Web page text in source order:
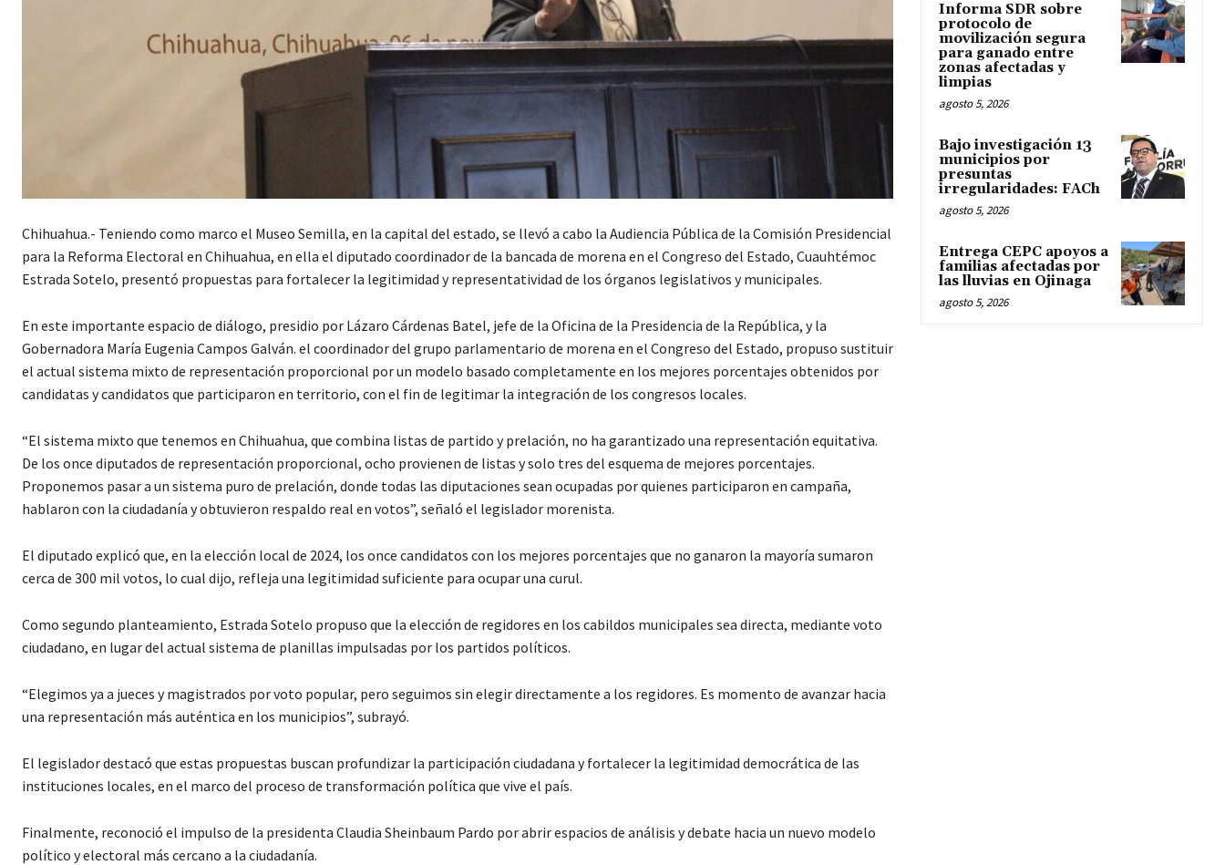
Chihuahua.- Teniendo como marco el Museo Semilla, en la capital del estado, se llevó a cabo la Audiencia Pública de la Comisión Presidencial
para la Reforma Electoral en Chihuahua, en ella el diputado coordinador de la bancada de morena en el Congreso del Estado, Cuauhtémoc
Estrada Sotelo, presentó propuestas para fortalecer la legitimidad y representatividad de los órganos legislativos y municipales.
En este importante espacio de diálogo, presidio por Lázaro Cárdenas Batel, jefe de la Oficina de la Presidencia de la República, y la
Gobernadora María Eugenia Campos Galván. el coordinador del grupo parlamentario de morena en el Congreso del Estado, propuso sustituir
el actual sistema mixto de representación proporcional por un modelo basado completamente en los mejores porcentajes obtenidos por
candidatas y candidatos que participaron en territorio, con el fin de legitimar la integración de los congresos locales.
“El sistema mixto que tenemos en Chihuahua, que combina listas de partido y prelación, no ha garantizado una representación equitativa.
De los once diputados de representación proporcional, ocho provienen de listas y solo tres del esquema de mejores porcentajes.
Proponemos pasar a un sistema puro de prelación, donde todas las diputaciones sean ocupadas por quienes participaron en campaña,
hablaron con la ciudadanía y obtuvieron respaldo real en votos”, señaló el legislador morenista.
El diputado explicó que, en la elección local de 2024, los once candidatos con los mejores porcentajes que no ganaron la mayoría sumaron
cerca de 300 mil votos, lo cual dijo, refleja una legitimidad suficiente para ocupar una curul.
Como segundo planteamiento, Estrada Sotelo propuso que la elección de regidores en los cabildos municipales sea directa, mediante voto
ciudadano, en lugar del actual sistema de planillas impulsadas por los partidos políticos.
“Elegimos ya a jueces y magistrados por voto popular, pero seguimos sin elegir directamente a los regidores. Es momento de avanzar hacia
una representación más auténtica en los municipios”, subrayó.
El legislador destacó que estas propuestas buscan profundizar la participación ciudadana y fortalecer la legitimidad democrática de las
instituciones locales, en el marco del proceso de transformación política que vive el país.
Finalmente, reconoció el impulso de la presidenta Claudia Sheinbaum Pardo por abrir espacios de análisis y debate hacia un nuevo modelo
político y electoral más cercano a la ciudadanía.
Informa SDR sobre
protocolo de
movilización segura
para ganado entre
zonas afectadas y
limpias
agosto 5, 2026
Bajo investigación 13
municipios por
presuntas
irregularidades: FACh
agosto 5, 2026
Entrega CEPC apoyos a
familias afectadas por
las lluvias en Ojinaga
agosto 5, 2026